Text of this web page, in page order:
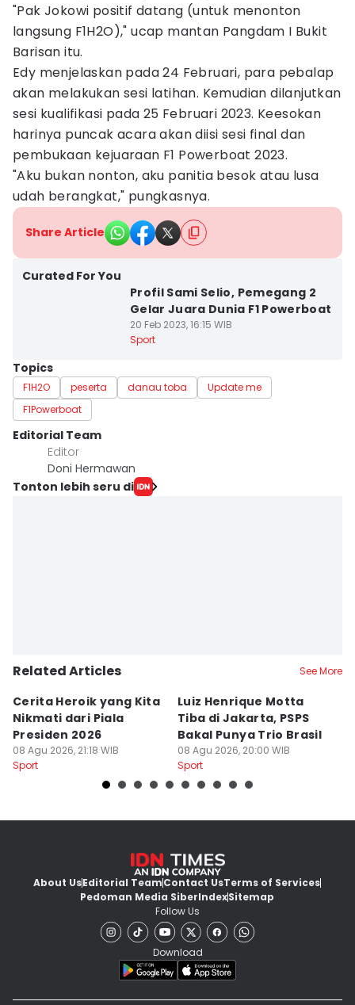
"Pak Jokowi positif datang (untuk menonton
langsung F1H2O)," ucap mantan Pangdam I Bukit
Barisan itu.
Edy menjelaskan pada 24 Februari, para pebalap
akan melakukan sesi latihan. Kemudian dilanjutkan
sesi kualifikasi pada 25 Februari 2023. Keesokan
harinya puncak acara akan diisi sesi final dan
pembukaan kejuaraan F1 Powerboat 2023.
"Aku bukan nonton, aku panitia besok atau lusa
udah berangkat," pungkasnya.
Share Article
Curated For You
Profil Sami Selio, Pemegang 2
Gelar Juara Dunia F1 Powerboat
20 Feb 2023, 16:15 WIB
Sport
Topics
F1H2O peserta danau toba
Update me
F1Powerboat
Editorial Team
Editor
Doni Hermawan
Tonton lebih seru di
Related Articles See More
Cerita Heroik yang Kita
Nikmati dari Piala
Presiden 2026
08 Agu 2026, 21:18 WIB
Sport
Luiz Henrique Motta
Tiba di Jakarta, PSPS
Bakal Punya Trio Brasil
08 Agu 2026, 20:00 WIB
Sport
About UsEditorial TeamContact UsTerms of Services
Pedoman Media SiberIndexSitemap
Follow Us
Download